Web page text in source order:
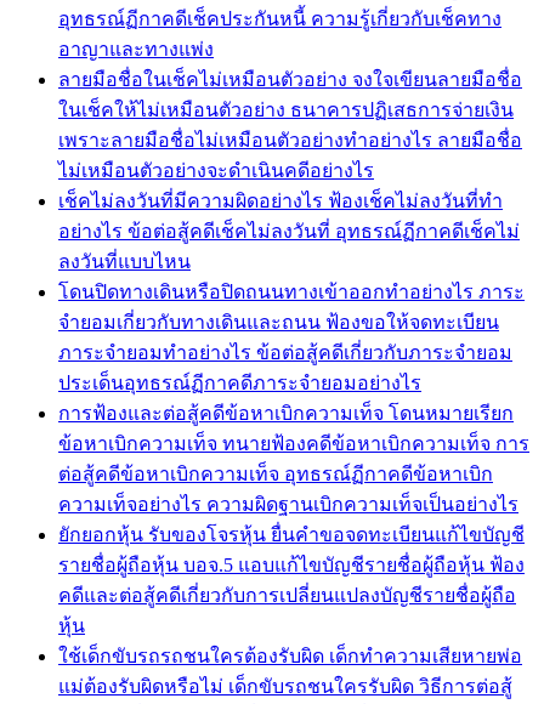
อุทธรณ์ฏีกาคดีเช็คประกันหนี้ ความรู้เกี่ยวกับเช็คทาง
อาญาและทางแพ่ง
ลายมือชื่อในเช็คไม่เหมือนตัวอย่าง จงใจเขียนลายมือชื่อ
ในเช็คให้ไม่เหมือนตัวอย่าง ธนาคารปฏิเสธการจ่ายเงิน
เพราะลายมือชื่อไม่เหมือนตัวอย่างทำอย่างไร ลายมือชื่อ
ไม่เหมือนตัวอย่างจะดำเนินคดีอย่างไร
เช็คไม่ลงวันที่มีความผิดอย่างไร ฟ้องเช็คไม่ลงวันที่ทำ
อย่างไร ข้อต่อสู้คดีเช็คไม่ลงวันที่ อุทธรณ์ฏีกาคดีเช็คไม่
ลงวันที่แบบไหน
โดนปิดทางเดินหรือปิดถนนทางเข้าออกทำอย่างไร ภาระ
จำยอมเกี่ยวกับทางเดินและถนน ฟ้องขอให้จดทะเบียน
ภาระจำยอมทำอย่างไร ข้อต่อสู้คดีเกี่ยวกับภาระจำยอม
ประเด็นอุทธรณ์ฏีกาคดีภาระจำยอมอย่างไร
การฟ้องและต่อสู้คดีข้อหาเบิกความเท็จ โดนหมายเรียก
ข้อหาเบิกความเท็จ ทนายฟ้องคดีข้อหาเบิกความเท็จ การ
ต่อสู้คดีข้อหาเบิกความเท็จ อุทธรณ์ฏีกาคดีข้อหาเบิก
ความเท็จอย่างไร ความผิดฐานเบิกความเท็จเป็นอย่างไร
ยักยอกหุ้น รับของโจรหุ้น ยื่นคำขอจดทะเบียนแก้ไขบัญชี
รายชื่อผู้ถือหุ้น บอจ.5 แอบแก้ไขบัญชีรายชื่อผู้ถือหุ้น ฟ้อง
คดีและต่อสู้คดีเกี่ยวกับการเปลี่ยนแปลงบัญชีรายชื่อผู้ถือ
หุ้น
ใช้เด็กขับรถรถชนใครต้องรับผิด เด็กทำความเสียหายพ่อ
แม่ต้องรับผิดหรือไม่ เด็กขับรถชนใครรับผิด วิธีการต่อสู้